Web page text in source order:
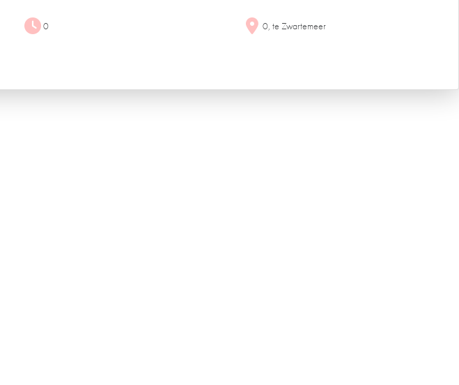
0 0, te Zwartemeer